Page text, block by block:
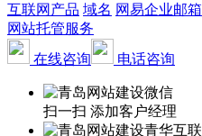
互联网产品 域名 网易企业邮箱
网站托管服务
在线咨询
电话咨询
扫一扫 添加客户经理